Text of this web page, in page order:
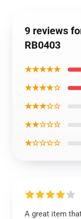
9 reviews
RB0403
★★★★★
★★★★☆
★★★☆☆
★★☆☆☆
★☆☆☆☆
A great item